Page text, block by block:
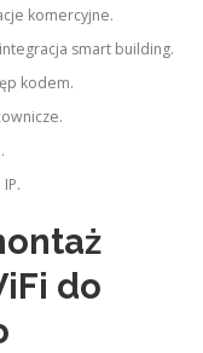
komercyjne.
smart building.
kodem.
do